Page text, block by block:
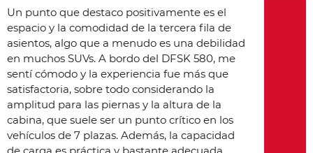
Un punto que destaco positivamente es el
espacio y la comodidad de la tercera fila de
asientos, algo que a menudo es una debilidad
en muchos SUVs. A bordo del DFSK 580, me
sentí cómodo y la experiencia fue más que
satisfactoria, sobre todo considerando la
amplitud para las piernas y la altura de la
cabina, que suele ser un punto crítico en los
vehículos de 7 plazas. Además, la capacidad